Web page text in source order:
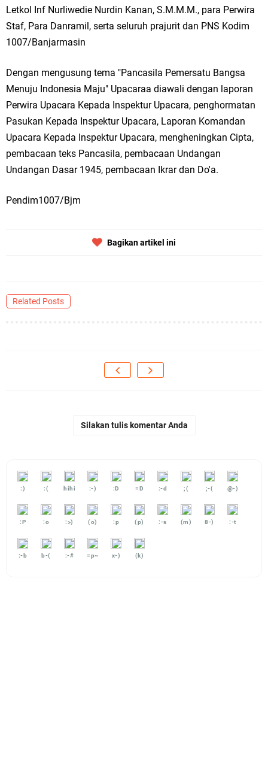
Letkol Inf Nurliwedie Nurdin Kanan, S.M.M.M., para Perwira
Staf, Para Danramil, serta seluruh prajurit dan PNS Kodim
1007/Banjarmasin
Dengan mengusung tema "Pancasila Pemersatu Bangsa
Menuju Indonesia Maju" Upacaraa diawali dengan laporan
Perwira Upacara Kepada Inspektur Upacara, penghormatan
Pasukan Kepada Inspektur Upacara, Laporan Komandan
Upacara Kepada Inspektur Upacara, mengheningkan Cipta,
pembacaan teks Pancasila, pembacaan Undangan
Undangan Dasar 1945, pembacaan Ikrar dan Do'a.
Pendim1007/Bjm
Bagikan artikel ini
Related Posts
Silakan tulis komentar Anda
:) :( hihi :-) :D =D :-d ;( ;-( @-)
:P :o :>) (o) :p (p) :-s (m) 8-) :-t
:-b b-( :-# =p~ x-) (k)